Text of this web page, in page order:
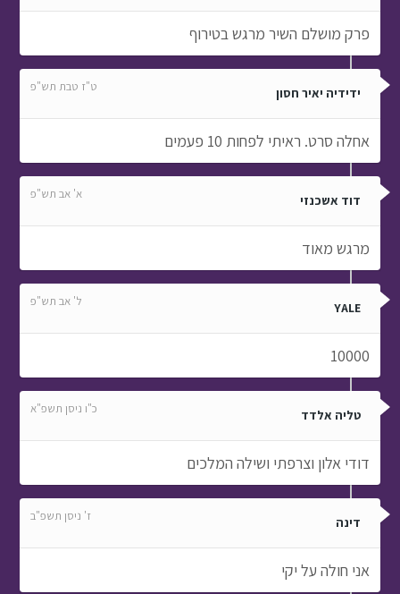
פרק מושלם השיר מרגש בטירוף
ידידיה יאיר חסון ט"ז טבת תש"פ
אחלה סרט. ראיתי לפחות 10 פעמים
דוד אשכנזי א' אב תש"פ
מרגש מאוד
YALE ל' אב תש"פ
10000
טליה אלדד כ"ו ניסן תשפ"א
דודי אלון וצרפתי ושילה המלכים
דינה ז' ניסן תשפ"ב
אני חולה על יקי